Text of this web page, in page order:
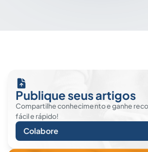
Publique seus artigos
Compartilhe conhecimento e ganhe
fácil e rápido!
Colabore